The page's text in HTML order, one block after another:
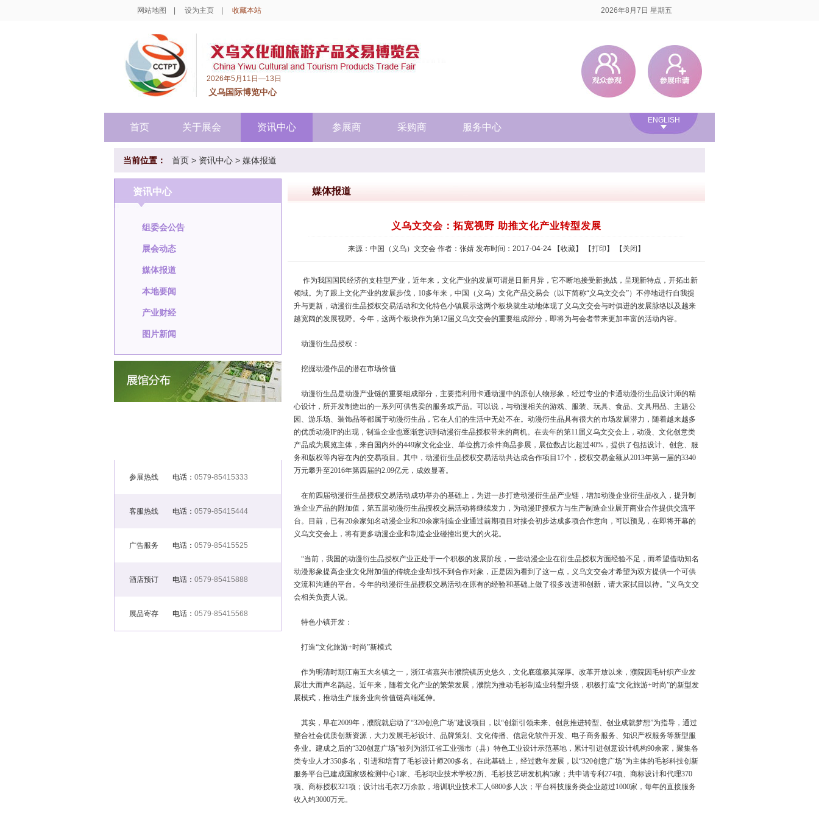
网站地图 设为主页 收藏本站 2026年8月7日 星期五
2026年5月11日—13日
义乌国际博览中心
首页 关于展会 资讯中心 参展商 采购商 服务中心
ENGLISH
当前位置： 首页 > 资讯中心 > 媒体报道
资讯中心
组委会公告
展会动态
媒体报道
本地要闻
产业财经
图片新闻
参展热线 电话： 0579-85415333
客服热线 电话： 0579-85415444
广告服务 电话： 0579-85415525
酒店预订 电话： 0579-85415888
展品寄存 电话： 0579-85415568
媒体报道
义乌文交会：拓宽视野 助推文化产业转型发展
来源：中国（义乌）文交会 作者：张婧 发布时间：2017-04-24 【收藏】 【打印 】 【 关闭 】
作为我国国民经济的支柱型产业，近年来，文化产业的发展可谓是日新月异，它不断地接受新挑战，呈现新特点，开拓出新
领域。为了跟上文化产业的发展步伐，10多年来，中国（义乌）文化产品交易会（以下简称“义乌文交会”）不停地进行自我提
升与更新，动漫衍生品授权交易活动和文化特色小镇展示这两个板块就生动地体现了义乌文交会与时俱进的发展脉络以及越来
越宽阔的发展视野。今年，这两个板块作为第12届义乌文交会的重要组成部分，即将为与会者带来更加丰富的活动内容。
动漫衍生品授权：
挖掘动漫作品的潜在市场价值
动漫衍生品是动漫产业链的重要组成部分，主要指利用卡通动漫中的原创人物形象，经过专业的卡通动漫衍生品设计师的精
心设计，所开发制造出的一系列可供售卖的服务或产品。可以说，与动漫相关的游戏、服装、玩具、食品、文具用品、主题公
园、游乐场、装饰品等都属于动漫衍生品，它在人们的生活中无处不在。动漫衍生品具有很大的市场发展潜力，随着越来越多
的优质动漫IP的出现，制造企业也逐渐意识到动漫衍生品授权带来的商机。在去年的第11届义乌文交会上，动漫、文化创意类
产品成为展览主体，来自国内外的449家文化企业、单位携万余件商品参展，展位数占比超过40%，提供了包括设计、创意、服
务和版权等内容在内的交易项目。其中，动漫衍生品授权交易活动共达成合作项目17个，授权交易金额从2013年第一届的3340
万元攀升至2016年第四届的2.09亿元，成效显著。
在前四届动漫衍生品授权交易活动成功举办的基础上，为进一步打造动漫衍生品产业链，增加动漫企业衍生品收入，提升制
造企业产品的附加值，第五届动漫衍生品授权交易活动将继续发力，为动漫IP授权方与生产制造企业展开商业合作提供交流平
台。目前，已有20余家知名动漫企业和20余家制造企业通过前期项目对接会初步达成多项合作意向，可以预见，在即将开幕的
义乌文交会上，将有更多动漫企业和制造企业碰撞出更大的火花。
“当前，我国的动漫衍生品授权产业正处于一个积极的发展阶段，一些动漫企业在衍生品授权方面经验不足，而希望借助知名
动漫形象提高企业文化附加值的传统企业却找不到合作对象，正是因为看到了这一点，义乌文交会才希望为双方提供一个可供
交流和沟通的平台。今年的动漫衍生品授权交易活动在原有的经验和基础上做了很多改进和创新，请大家拭目以待。”义乌文交
会相关负责人说。
特色小镇开发：
打造“文化旅游+时尚”新模式
作为明清时期江南五大名镇之一，浙江省嘉兴市濮院镇历史悠久，文化底蕴极其深厚。改革开放以来，濮院因毛针织产业发
展壮大而声名鹊起。近年来，随着文化产业的繁荣发展，濮院为推动毛衫制造业转型升级，积极打造“文化旅游+时尚”的新型发
展模式，推动生产服务业向价值链高端延伸。
其实，早在2009年，濮院就启动了“320创意广场”建设项目，以“创新引领未来、创意推进转型、创业成就梦想”为指导，通过
整合社会优质创新资源，大力发展毛衫设计、品牌策划、文化传播、信息化软件开发、电子商务服务、知识产权服务等新型服
务业。建成之后的“320创意广场”被列为浙江省工业强市（县）特色工业设计示范基地，累计引进创意设计机构90余家，聚集各
类专业人才350多名，引进和培育了毛衫设计师200多名。在此基础上，经过数年发展，以“320创意广场”为主体的毛衫科技创新
服务平台已建成国家级检测中心1家、毛衫职业技术学校2所、毛衫技艺研发机构5家；共申请专利274项、商标设计和代理370
项、商标授权321项；设计出毛衣2万余款，培训职业技术工人6800多人次；平台科技服务类企业超过1000家，每年的直接服务
收入约3000万元。